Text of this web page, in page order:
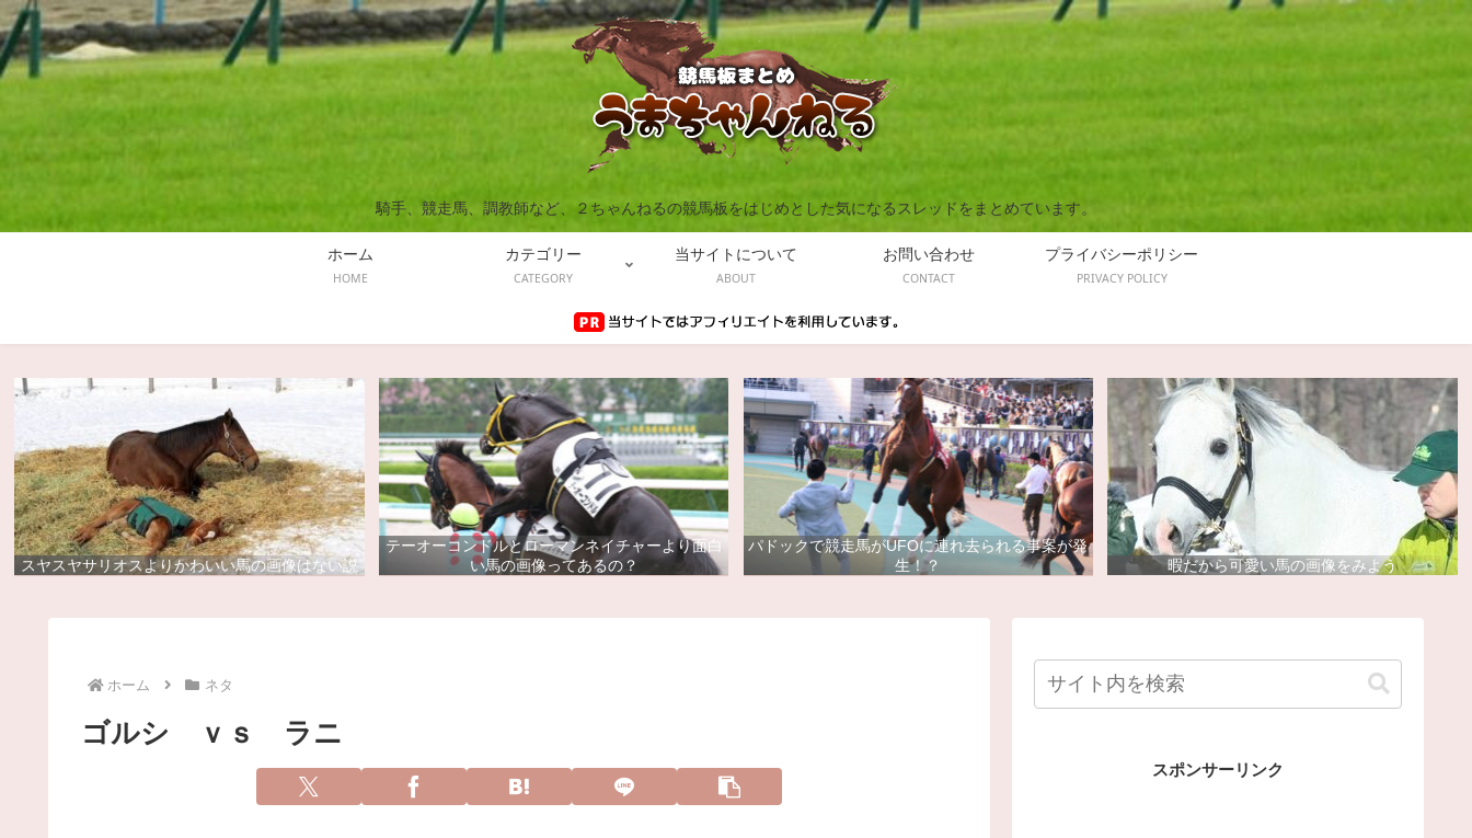
騎手、競走馬、調教師など、２ちゃんねるの競馬板をはじめとした気になるスレッドをまとめています。
ホーム
HOME
カテゴリー
CATEGORY
当サイトについて
ABOUT
お問い合わせ
CONTACT
プライバシーポリシー
PRIVACY POLICY
スヤスヤサリオスよりかわいい馬の画像はない説
テーオーコンドルとローマンネイチャーより面白
い馬の画像ってあるの？
パドックで競走馬がUFOに連れ去られる事案が発
生！？
暇だから可愛い馬の画像をみよう
ホーム ネタ
ゴルシ ｖｓ ラニ
スポンサーリンク